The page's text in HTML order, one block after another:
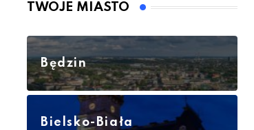
TWOJE MIASTO
Będzin
Bielsko-Biała